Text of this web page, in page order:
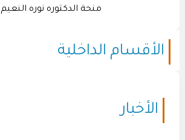
منحة الدكتوره نوره النعيم
الأقسام الداخلية
الأخبار